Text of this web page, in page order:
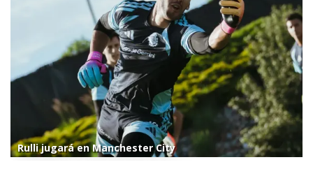
Rulli jugará en Manchester City